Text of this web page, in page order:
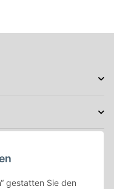
gestatten Sie den